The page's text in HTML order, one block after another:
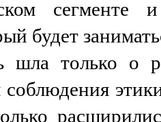
сегменте
будет
шла только о